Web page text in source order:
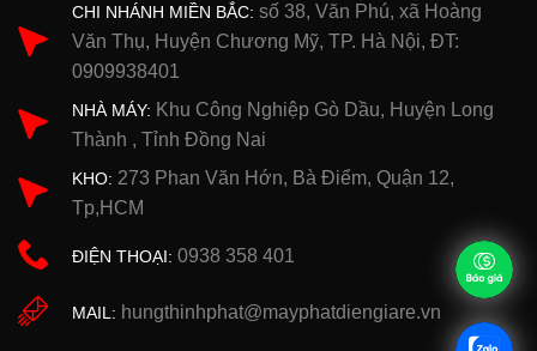
CHI NHÁNH MIỀN BẮC: số 38, Văn Phú, xã Hoàng
Văn Thụ, Huyện Chương Mỹ, TP. Hà Nội, ĐT:
0909938401
NHÀ MÁY: Khu Công Nghiệp Gò Dầu, Huyện Long
Thành , Tỉnh Đồng Nai
KHO: 273 Phan Văn Hớn, Bà Điểm, Quận 12,
Tp,HCM
ĐIỆN THOẠI: 0938 358 401
MAIL: hungthinhphat@mayphatdiengiare.vn